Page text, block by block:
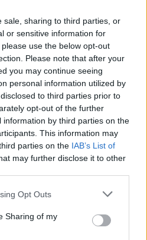
sale, sharing to third parties, or
or sensitive information for
use the below opt-out
Please note that after your
you may continue seeing
personal information utilized by
to third parties prior to
opt-out of the further
by third parties on the
This information may
parties on the IAB’s List of
may further disclose it to other
Opt Outs
Sharing of my
Animal Aid Unlimited.Počas
a nakoniec sa na